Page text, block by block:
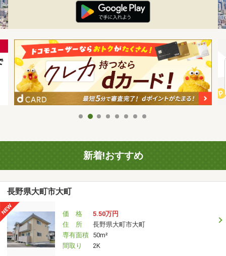
新着!おすすめ
長野県大町市大町
価 格
5.50万円
住 所
長野県大町市大町
専有面積 50m²
間取り
2K